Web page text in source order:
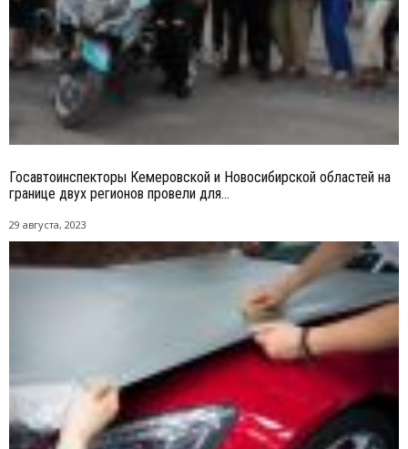
Госавтоинспекторы Кемеровской и Новосибирской областей на
границе двух регионов провели для...
29 августа, 2023